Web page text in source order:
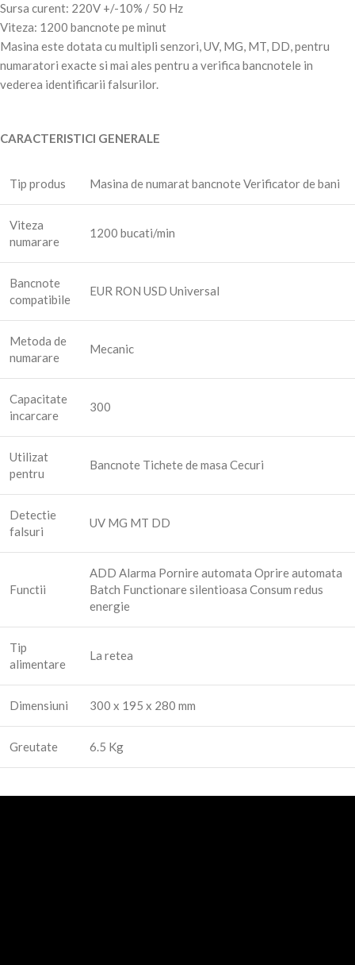
Sursa curent: 220V +/-10% / 50 Hz
Viteza: 1200 bancnote pe minut
Masina este dotata cu multipli senzori, UV, MG, MT, DD, pentru
numaratori exacte si mai ales pentru a verifica bancnotele in
vederea identificarii falsurilor.
CARACTERISTICI GENERALE
Tip produs Masina de numarat bancnote Verificator de bani
Viteza
numarare
1200 bucati/min
Bancnote
compatibile
EUR RON USD Universal
Metoda de
numarare
Mecanic
Capacitate
incarcare
300
Utilizat
pentru
Bancnote Tichete de masa Cecuri
Detectie
falsuri
UV MG MT DD
Functii
ADD Alarma Pornire automata Oprire automata
Batch Functionare silentioasa Consum redus
energie
Tip
alimentare
La retea
Dimensiuni 300 x 195 x 280 mm
Greutate 6.5 Kg